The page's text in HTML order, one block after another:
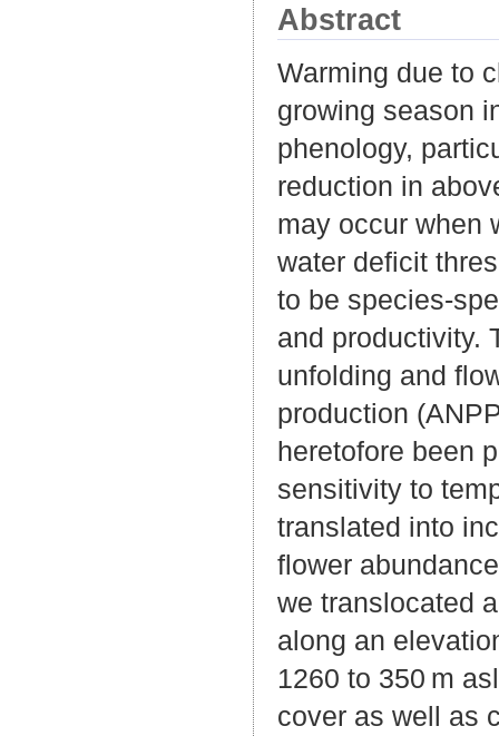
Abstract
Warming due to
growing season
phenology,
reduction in
may occur when
water deficit
to be species-
and productivity.
unfolding and
production
heretofore been
sensitivity to
translated into
flower
we translocated
along an
1260 to 350 m
cover as well as